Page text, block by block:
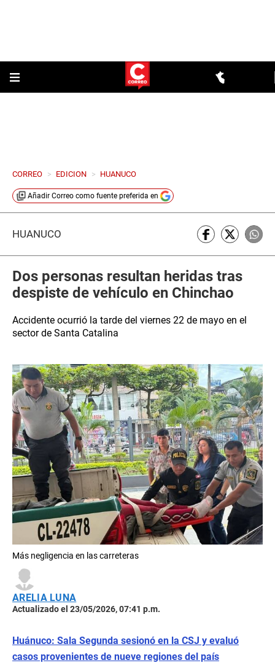
CORREO > EDICION > HUANUCO
Añadir Correo como fuente preferida en
HUÁNUCO
Dos personas resultan heridas tras
despiste de vehículo en Chinchao
Accidente ocurrió la tarde del viernes 22 de mayo en el
sector de Santa Catalina
Más negligencia en las carreteras
ARELIA LUNA
Actualizado el 23/05/2026, 07:41 p.m.
Huánuco: Sala Segunda sesionó en la CSJ y evaluó
casos provenientes de nueve regiones del país